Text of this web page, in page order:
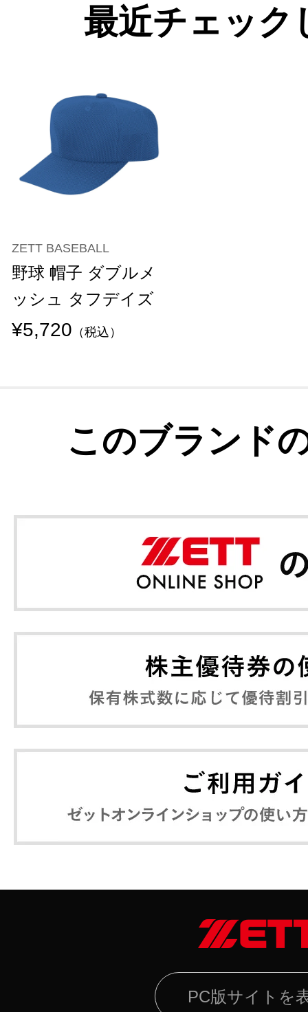
最近チェック
ZETT BASEBALL
野球 帽子 ダブルメ
ッシュ タフデイズ
¥5,720 （税込）
このブランド
PC版サイトを